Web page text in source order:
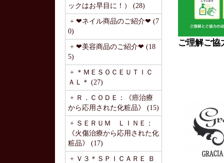
ックはお早目に！） (28)
+ ❤ネイル商品のご紹介❤ (7
0)
+ ❤美容商品のご紹介❤ (18
5)
+ ＊ＭＥＳＯＣＥＵＴＩＣ
ＡＬ＊ (27)
+ Ｒ．ＣＯＤＥ：《癌治療
から応用された化粧品》 (15)
+ ＳＥＲＵＭ ＬＩＮＥ：
《火傷治療から応用された化
粧品》 (17)
+ Ｖ３＊ＳＰＩＣＡＲＥ Ｂ
ご理解ご協